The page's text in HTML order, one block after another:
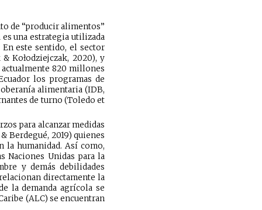
de “producir alimentos”
una estrategia utilizada
este sentido, el sector
Kołodziejczak, 2020), y
actualmente 820 millones
los programas de
alimentaria (IDB,
de turno (Toledo et
para alcanzar medidas
Berdegué, 2019) quienes
humanidad. Así como,
Naciones Unidas para la
y demás debilidades
directamente la
la demanda agrícola se
(ALC) se encuentran